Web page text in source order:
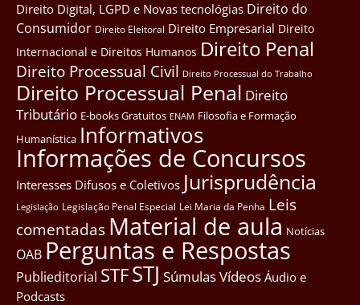
Direito Digital, LGPD e Novas tecnológias Direito do
Consumidor Direito Eleitoral Direito Empresarial Direito
Internacional e Direitos Humanos Direito Penal
Direito Processual Civil Direito Processual do Trabalho
Direito Processual Penal Direito
Tributário E-books Gratuitos ENAM Filosofia e Formação
Humanística Informativos
Informações de Concursos
Interesses Difusos e Coletivos Jurisprudência
Legislação Legislação Penal Especial Lei Maria da Penha Leis
comentadas Material de aula Notícias
OAB Perguntas e Respostas
Publieditorial STFSTJ SúmulasVídeos Áudio e
Podcasts